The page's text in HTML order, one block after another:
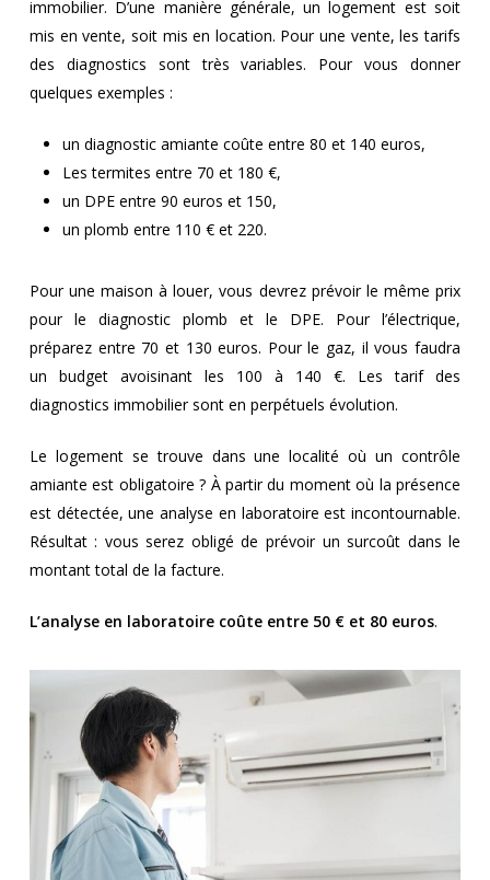
immobilier. D’une manière générale, un logement est soit
mis en vente, soit mis en location. Pour une vente, les tarifs
des diagnostics sont très variables. Pour vous donner
quelques exemples :
un diagnostic amiante coûte entre 80 et 140 euros,
Les termites entre 70 et 180 €,
un DPE entre 90 euros et 150,
un plomb entre 110 € et 220.
Pour une maison à louer, vous devrez prévoir le même prix
pour le diagnostic plomb et le DPE. Pour l’électrique,
préparez entre 70 et 130 euros. Pour le gaz, il vous faudra
un budget avoisinant les 100 à 140 €. Les tarif des
diagnostics immobilier sont en perpétuels évolution.
Le logement se trouve dans une localité où un contrôle
amiante est obligatoire ? À partir du moment où la présence
est détectée, une analyse en laboratoire est incontournable.
Résultat : vous serez obligé de prévoir un surcoût dans le
montant total de la facture.
L’analyse en laboratoire coûte entre 50 € et 80 euros.